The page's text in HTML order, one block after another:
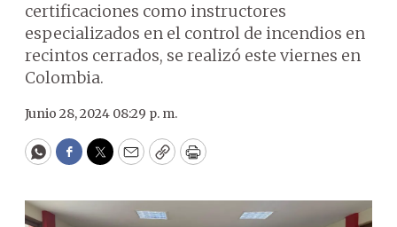
certificaciones como instructores
especializados en el control de incendios en
recintos cerrados, se realizó este viernes en
Colombia.
Junio 28, 2024 08:29 p. m.
WhatsApp
Facebook
Twitter
EmailCopyPrint